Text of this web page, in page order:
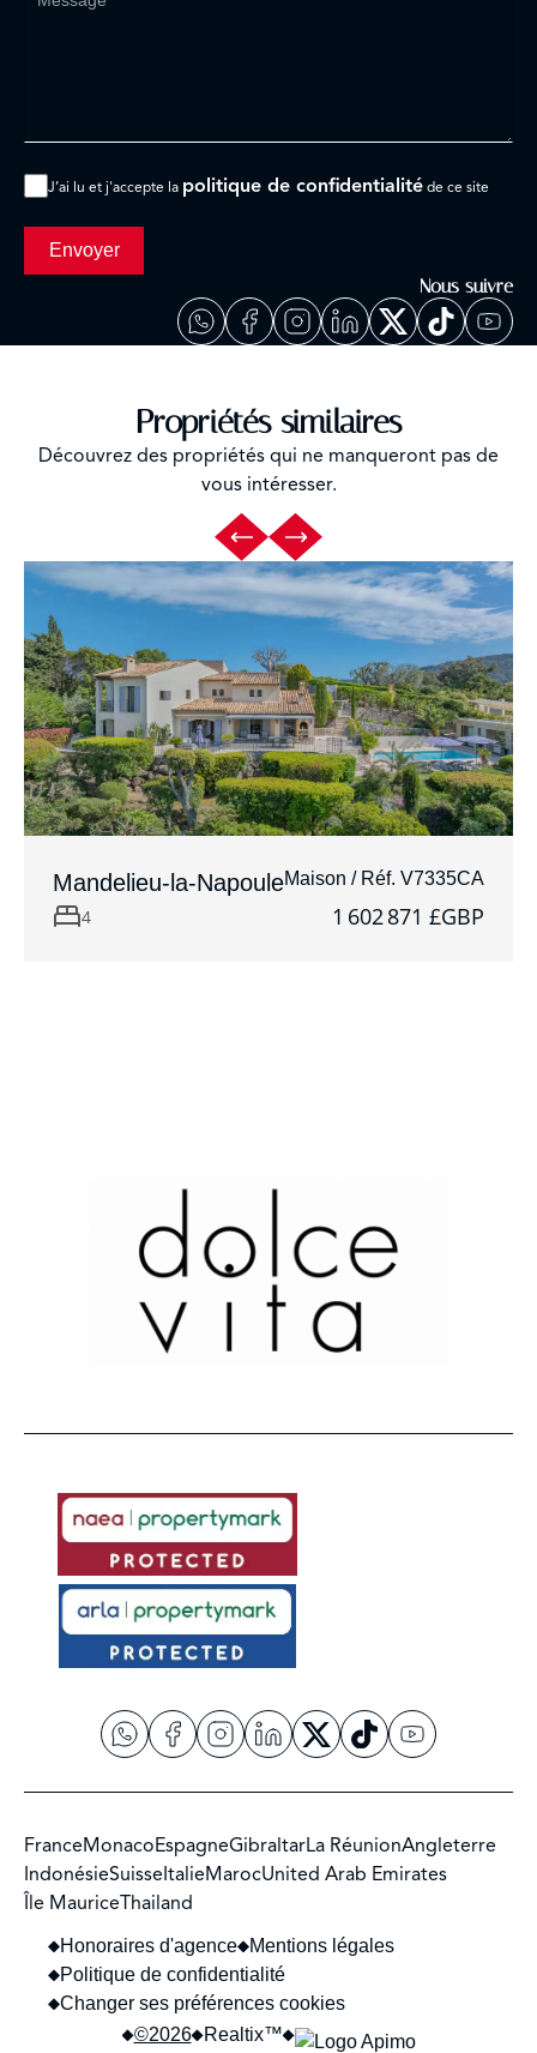
J’ai lu et j'accepte la politique de confidentialité de ce site
Envoyer
Nous suivre
Propriétés similaires
Découvrez des propriétés qui ne manqueront pas de
vous intéresser.
Mandelieu-la-NapouleMaison / Réf. V7335CA
4 1 602 871 £GBP
FranceMonacoEspagneGibraltarLa RéunionAngleterre
IndonésieSuisseItalieMarocUnited Arab Emirates
Île MauriceThailand
©2026 Realtix™
Honoraires d'agence
Mentions légales
Politique de confidentialité
Changer ses préférences cookies